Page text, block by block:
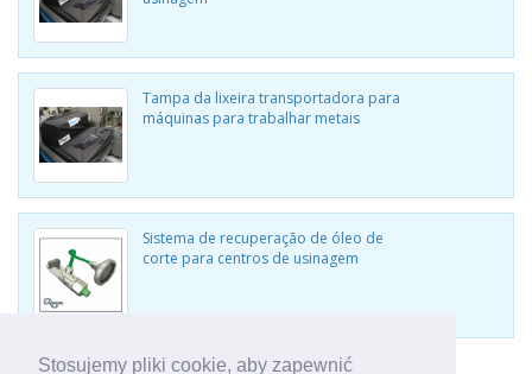
Stosujemy pliki cookie, aby zapewnić
Tampa da lixeira transportadora para
máquinas para trabalhar metais
Sistema de recuperação de óleo de
corte para centros de usinagem